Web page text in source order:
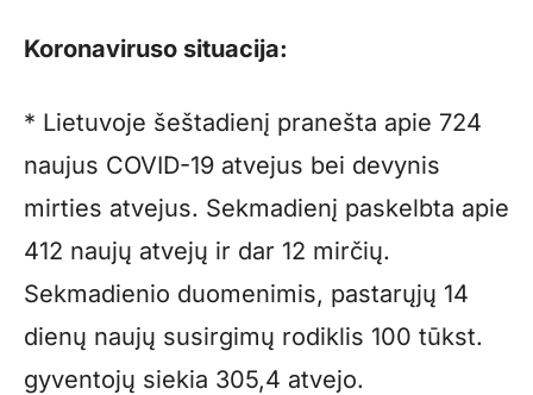
Koronaviruso situacija:
* Lietuvoje šeštadienį pranešta apie 724
naujus COVID-19 atvejus bei devynis
mirties atvejus. Sekmadienį paskelbta apie
412 naujų atvejų ir dar 12 mirčių.
Sekmadienio duomenimis, pastarųjų 14
dienų naujų susirgimų rodiklis 100 tūkst.
gyventojų siekia 305,4 atvejo.